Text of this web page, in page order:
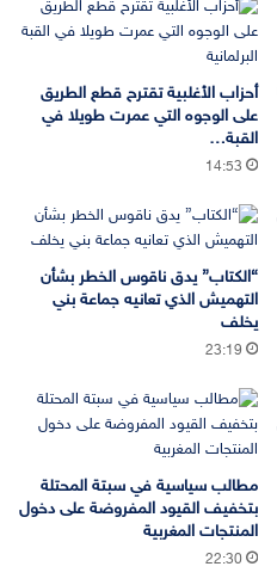
أحزاب الأغلبية تقترح قطع الطريق
على الوجوه التي عمرت طويلا في
القبة…
14:53
“الكتاب” يدق ناقوس الخطر بشأن
التهميش الذي تعانيه جماعة بني
يخلف
23:19
مطالب سياسية في سبتة المحتلة
بتخفيف القيود المفروضة على دخول
المنتجات المغربية
22:30